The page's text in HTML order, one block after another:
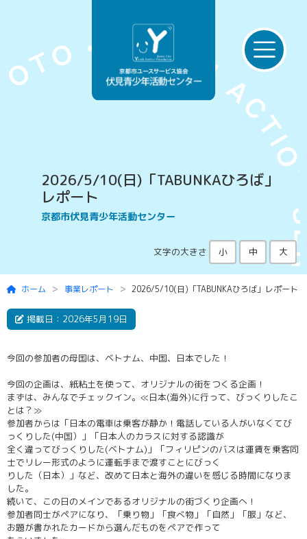
2026/5/10(日)「TABUNKAひろば」
レポート
京都市伏見青少年活動センター
文字の大きさ 小 中 大
ホーム 事業レポート 2026/5/10(日)「TABUNKAひろば」レポート
掲載日：2026年5月19日
今回の参加者の母国は、ベトナム、中国、日本でした！
今回の企画は、紙粘土を使って、オリジナルの街をつくる企画！
まずは、みんなでチェックイン。≪日本(海外)に行って、びっくりしたこ
とは？≫
参加者からは「日本の電車は乗客が静か！電話している人がいなくてび
っくりした(中国）」「日本人のカラスに対する認識が
全く違ってびっくりした(ベトナム)」「フィリピンのバスは運賃を乗客同
士でリレー形式のように運転手まで渡すことにびっく
りした（日本）」など、改めて日本と海外の違いを感じる時間になりま
した。
続いて、この日のメインであるオリジナルの街づくり企画へ！
参加者同士がペアになり、「乗り物」「食べ物」「自然」「服」など、
お題が書かれたカードから選んだものをペアで作って